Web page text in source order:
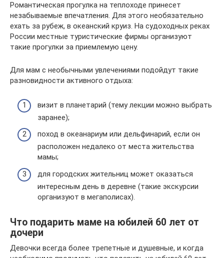
Романтическая прогулка на теплоходе принесет
незабываемые впечатления. Для этого необязательно
ехать за рубеж, в океанский круиз. На судоходных реках
России местные туристические фирмы организуют
такие прогулки за приемлемую цену.
Для мам с необычными увлечениями подойдут такие
разновидности активного отдыха:
визит в планетарий (тему лекции можно выбрать
заранее);
поход в океанариум или дельфинарий, если он
расположен недалеко от места жительства
мамы;
для городских жительниц может оказаться
интересным день в деревне (такие экскурсии
организуют в мегаполисах).
Что подарить маме на юбилей 60 лет от
дочери
Девочки всегда более трепетные и душевные, и когда